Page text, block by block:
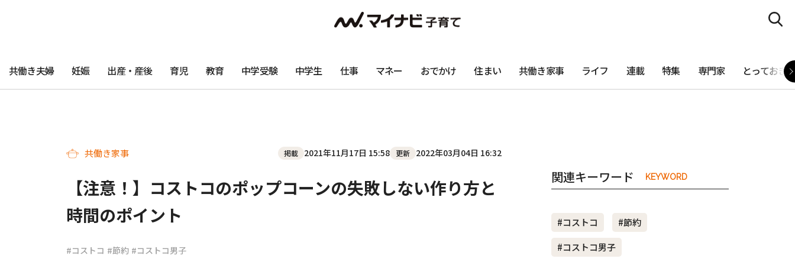
共働き夫婦 妊娠 出産・産後 育児 教育 中学受験 中学生 仕事 マネー おでかけ 住まい 共働き家事 ライフ 連載 特集 専門家 とっておき
共働き家事 掲載 2021年11月17日 15:58 更新 2022年03月04日 16:32
【注意！】コストコのポップコーンの失敗しない作り方と
時間のポイント
#コストコ #節約 #コストコ男子
関連キーワード KEYWORD
#コストコ
#節約
#コストコ男子